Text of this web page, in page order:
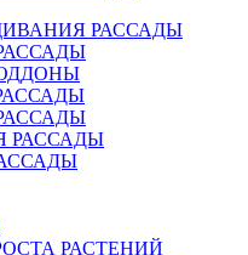
РАССАДЫ
РАССАДЫ
РАСТЕНИЙ